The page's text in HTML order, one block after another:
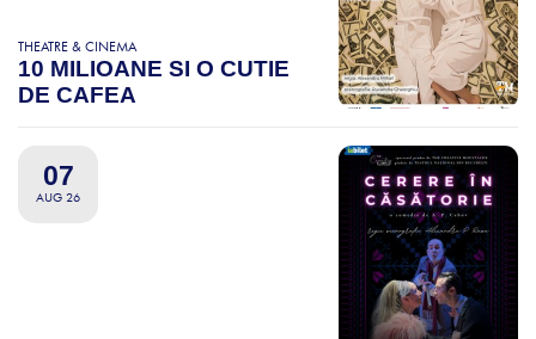
THEATRE & CINEMA
10 MILIOANE SI O CUTIE
DE CAFEA
07
AUG 26